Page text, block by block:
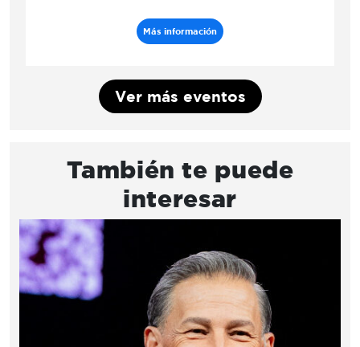
Más información
Ver más eventos
También te puede
interesar